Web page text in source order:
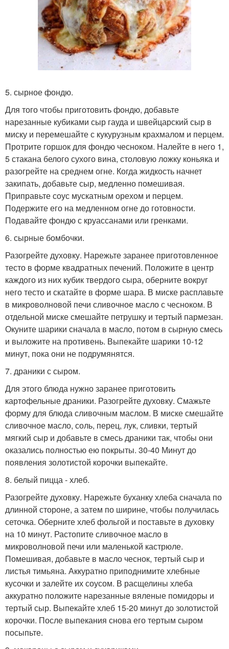
5. сырное фондю.
Для того чтобы приготовить фондю, добавьте
нарезанные кубиками сыр гауда и швейцарский сыр в
миску и перемешайте с кукурузным крахмалом и перцем.
Протрите горшок для фондю чесноком. Налейте в него 1,
5 стакана белого сухого вина, столовую ложку коньяка и
разогрейте на среднем огне. Когда жидкость начнет
закипать, добавьте сыр, медленно помешивая.
Приправьте соус мускатным орехом и перцем.
Подержите его на медленном огне до готовности.
Подавайте фондю с круассанами или гренками.
6. сырные бомбочки.
Разогрейте духовку. Нарежьте заранее приготовленное
тесто в форме квадратных печений. Положите в центр
каждого из них кубик твердого сыра, оберните вокруг
него тесто и скатайте в форме шара. В миске расплавьте
в микроволновой печи сливочное масло с чесноком. В
отдельной миске смешайте петрушку и тертый пармезан.
Окуните шарики сначала в масло, потом в сырную смесь
и выложите на противень. Выпекайте шарики 10-12
минут, пока они не подрумянятся.
7. драники с сыром.
Для этого блюда нужно заранее приготовить
картофельные драники. Разогрейте духовку. Смажьте
форму для блюда сливочным маслом. В миске смешайте
сливочное масло, соль, перец, лук, сливки, тертый
мягкий сыр и добавьте в смесь драники так, чтобы они
оказались полностью ею покрыты. 30-40 Минут до
появления золотистой корочки выпекайте.
8. белый пицца - хлеб.
Разогрейте духовку. Нарежьте буханку хлеба сначала по
длинной стороне, а затем по ширине, чтобы получилась
сеточка. Оберните хлеб фольгой и поставьте в духовку
на 10 минут. Растопите сливочное масло в
микроволновой печи или маленькой кастрюле.
Помешивая, добавьте в масло чеснок, тертый сыр и
листья тимьяна. Аккуратно приподнимите хлебные
кусочки и залейте их соусом. В расщелины хлеба
аккуратно положите нарезанные вяленые помидоры и
тертый сыр. Выпекайте хлеб 15-20 минут до золотистой
корочки. После выпекания снова его тертым сыром
посыпьте.